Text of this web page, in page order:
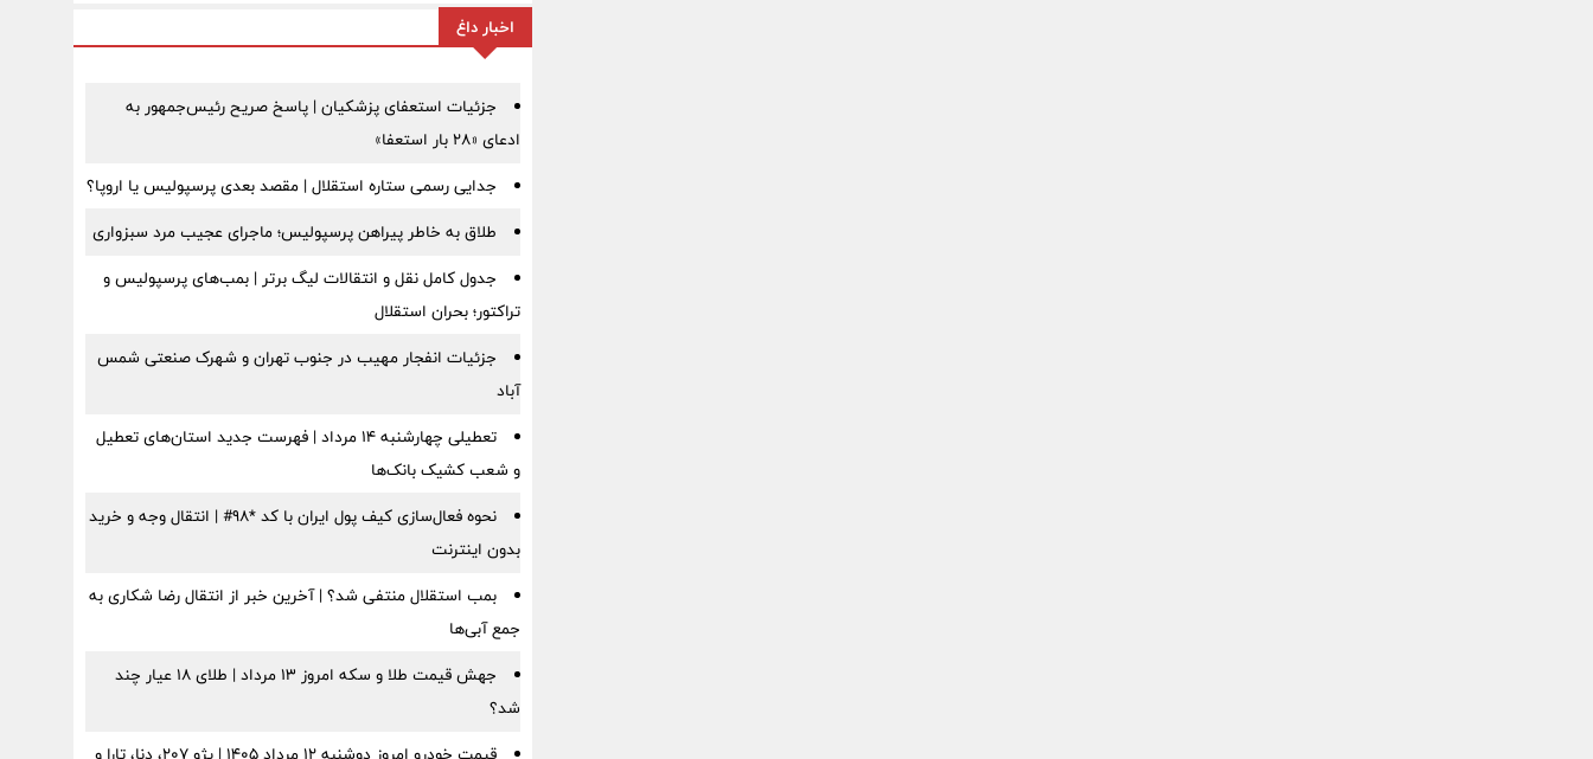
اخبار داغ
جزئیات استعفای پزشکیان | پاسخ صریح رئیس‌جمهور به
ادعای «۲۸ بار استعفا»
جدایی رسمی ستاره استقلال | مقصد بعدی پرسپولیس یا اروپا؟
طلاق به خاطر پیراهن پرسپولیس؛ ماجرای عجیب مرد سبزواری
جدول کامل نقل و انتقالات لیگ برتر | بمب‌های پرسپولیس و
تراکتور؛ بحران استقلال
جزئیات انفجار مهیب در جنوب تهران و شهرک صنعتی شمس
آباد
تعطیلی چهارشنبه ۱۴ مرداد | فهرست جدید استان‌های تعطیل
و شعب کشیک بانک‌ها
نحوه فعال‌سازی کیف پول ایران با کد *98# | انتقال وجه و خرید
بدون اینترنت
بمب استقلال منتفی شد؟ | آخرین خبر از انتقال رضا شکاری به
جمع آبی‌ها
جهش قیمت طلا و سکه امروز ۱۳ مرداد | طلای ۱۸ عیار چند
شد؟